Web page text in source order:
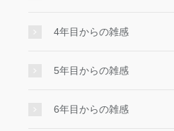
4年目からの雑感
5年目からの雑感
6年目からの雑感